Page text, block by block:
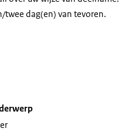
dag(en) van tevoren.